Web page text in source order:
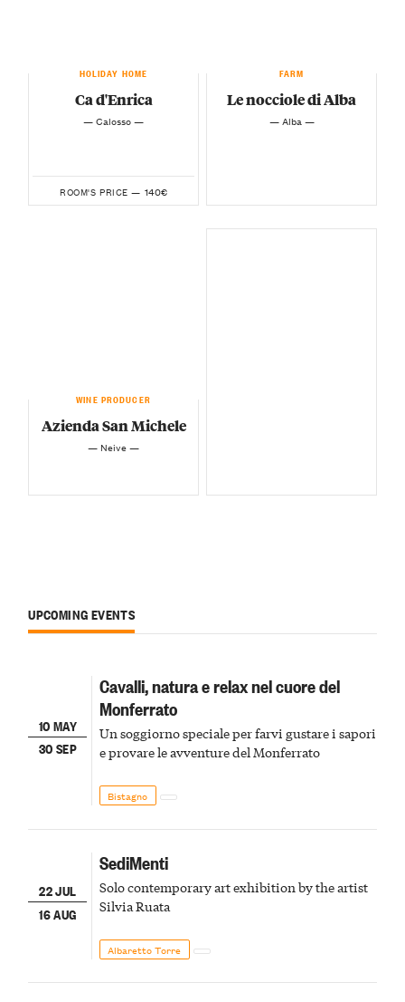
HOLIDAY HOME
Ca d'Enrica
— Calosso —
ROOM'S PRICE — 140€
FARM
Le nocciole di Alba
— Alba —
WINE PRODUCER
Azienda San Michele
— Neive —
UPCOMING EVENTS
10 MAY
30 SEP
Cavalli, natura e relax nel cuore del
Monferrato
Un soggiorno speciale per farvi gustare i sapori
e provare le avventure del Monferrato
Bistagno
22 JUL
16 AUG
SediMenti
Solo contemporary art exhibition by the artist
Silvia Ruata
Albaretto Torre